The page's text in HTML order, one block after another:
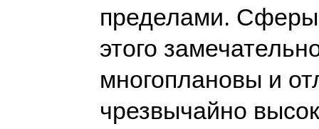
пределами. Сферы
этого
многоплановы и
чрезвычайно